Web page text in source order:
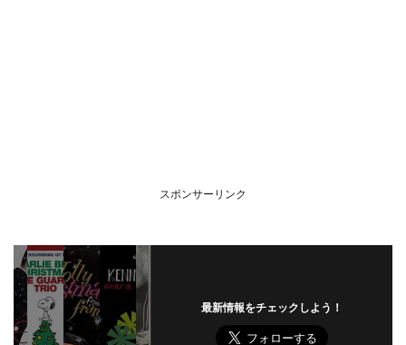
スポンサーリンク
最新情報をチェックしよう！